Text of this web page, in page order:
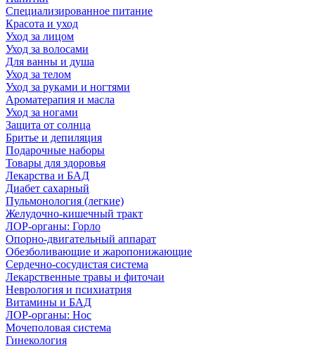
Специализированное питание
Красота и уход
Уход за лицом
Уход за волосами
Для ванны и душа
Уход за телом
Уход за руками и ногтями
Ароматерапия и масла
Уход за ногами
Защита от солнца
Бритье и депиляция
Подарочные наборы
Товары для здоровья
Лекарства и БАД
Диабет сахарный
Пульмонология (легкие)
Желудочно-кишечный тракт
ЛОР-органы: Горло
Опорно-двигательный аппарат
Обезболивающие и жаропонижающие
Сердечно-сосудистая система
Лекарственные травы и фиточаи
Неврология и психиатрия
Витамины и БАД
ЛОР-органы: Нос
Мочеполовая система
Гинекология